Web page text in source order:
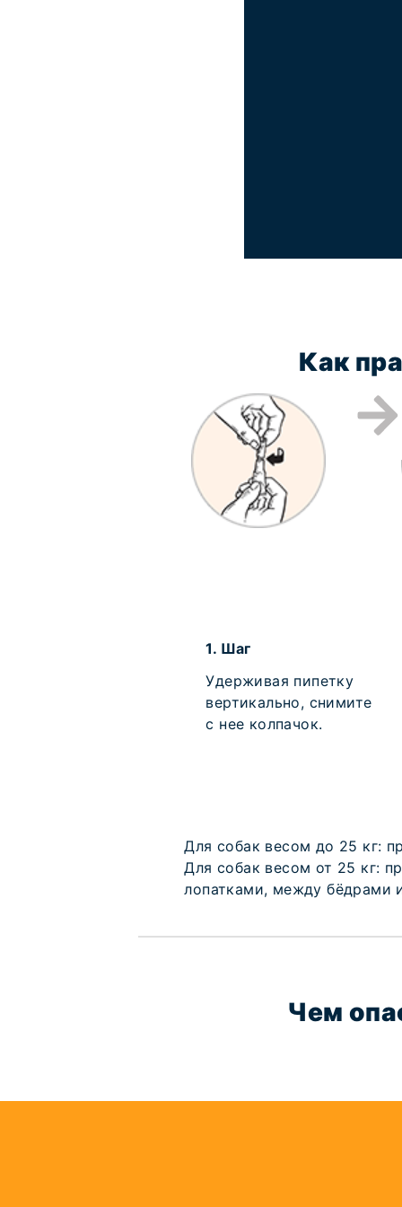
Как
1. Шаг
Удерживая пипетку
вертикально, снимите
с нее колпачок.
Для собак весом до 25 кг:
Для собак весом от 25 кг:
лопатками, между бёдрами
Чем